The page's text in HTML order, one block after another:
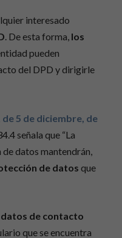
interesado
. De esta forma, los
pueden
del DPD y dirigirle
5 de diciembre, de
señala que “La
datos mantendrán,
de datos que
datos de contacto
que se encuentra